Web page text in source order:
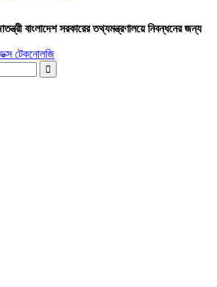
বাংলাদেশ সরকারের তথ্যমন্ত্রণালয়ে নিবন্ধনের জন্য
টেকনোলজি